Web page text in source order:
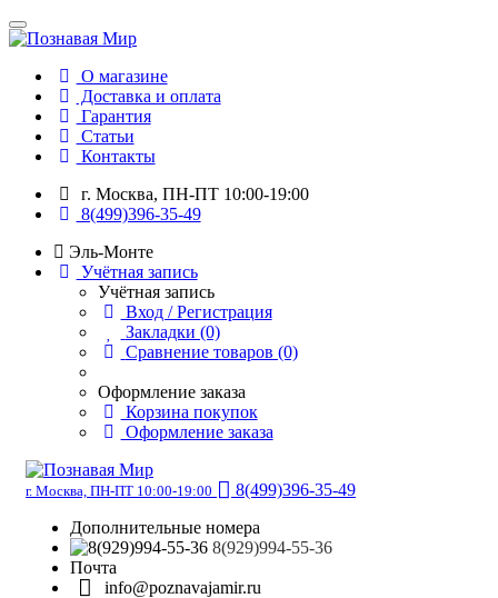
О магазине
Доставка и оплата
Гарантия
Статьи
Контакты
г. Москва, ПН-ПТ 10:00-19:00
8(499)396-35-49
Эль-Монте
Учётная запись
Учётная запись
Вход / Регистрация
Закладки (0)
Сравнение товаров (0)
Оформление заказа
Корзина покупок
Оформление заказа
г. Москва, ПН-ПТ 10:00-19:00
8(499)396-35-49
Дополнительные номера
8(929)994-55-36
Почта
info@poznavajamir.ru